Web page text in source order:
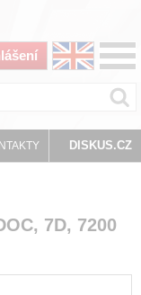
DISKUS.CZ
7D, 7200